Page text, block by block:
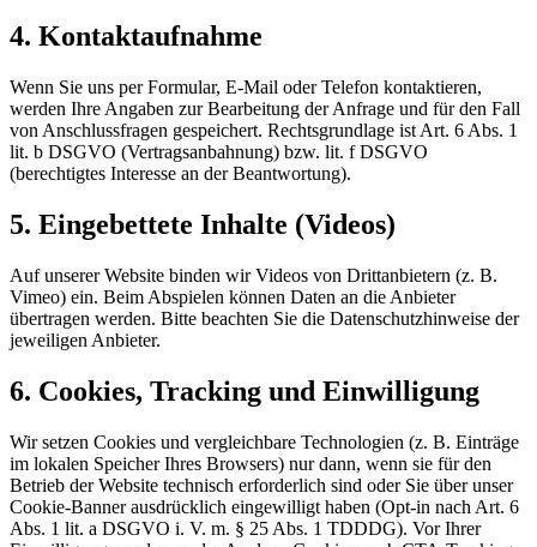
4. Kontaktaufnahme
Wenn Sie uns per Formular, E-Mail oder Telefon kontaktieren,
werden Ihre Angaben zur Bearbeitung der Anfrage und für den Fall
von Anschlussfragen gespeichert. Rechtsgrundlage ist Art. 6 Abs. 1
lit. b DSGVO (Vertragsanbahnung) bzw. lit. f DSGVO
(berechtigtes Interesse an der Beantwortung).
5. Eingebettete Inhalte (Videos)
Auf unserer Website binden wir Videos von Drittanbietern (z. B.
Vimeo) ein. Beim Abspielen können Daten an die Anbieter
übertragen werden. Bitte beachten Sie die Datenschutzhinweise der
jeweiligen Anbieter.
6. Cookies, Tracking und Einwilligung
Wir setzen Cookies und vergleichbare Technologien (z. B. Einträge
im lokalen Speicher Ihres Browsers) nur dann, wenn sie für den
Betrieb der Website technisch erforderlich sind oder Sie über unser
Cookie-Banner ausdrücklich eingewilligt haben (Opt-in nach Art. 6
Abs. 1 lit. a DSGVO i. V. m. § 25 Abs. 1 TDDDG). Vor Ihrer